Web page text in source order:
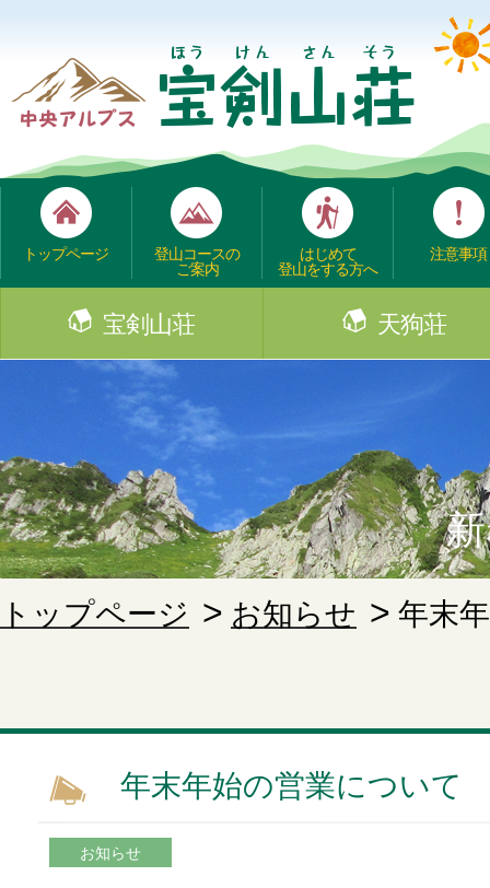
トップページ
登山コースの
ご案内
はじめて
登山をする方へ
注意事項
宝剣山荘 天狗荘
トップページ お知らせ 年末
年末年始の営業について
お知らせ